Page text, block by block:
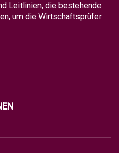
Leitlinien, die bestehende
um die Wirtschaftsprüfer